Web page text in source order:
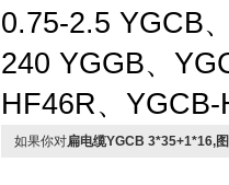
0.75-2.5 YGCB
240 YGGB、
HF46R、
如果你对扁电缆YGCB 3*35+1*16,